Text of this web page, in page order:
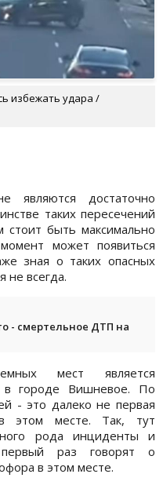
избежать удара /
являются достаточно
таких пересечений
быть максимально
может появиться
зная о таких опасных
не всегда.
- смертельное ДТП на
мест является
в городе Вишневое. По
- это далеко не первая
в этом месте. Так, тут
рода инциденты и
раз говорят о
в этом месте.